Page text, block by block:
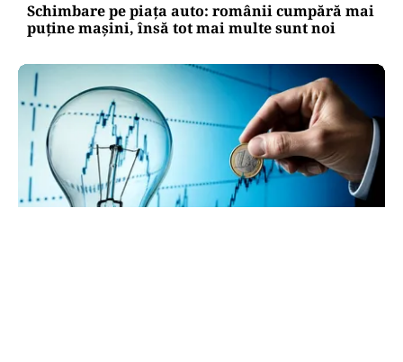
Schimbare pe piața auto: românii cumpără mai
puține mașini, însă tot mai multe sunt noi